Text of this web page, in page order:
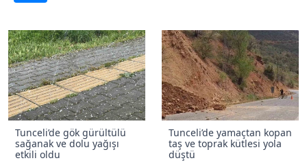
Tunceli’de gök gürültülü
sağanak ve dolu yağışı
etkili oldu
Tunceli’de yamaçtan kopan
taş ve toprak kütlesi yola
düştü